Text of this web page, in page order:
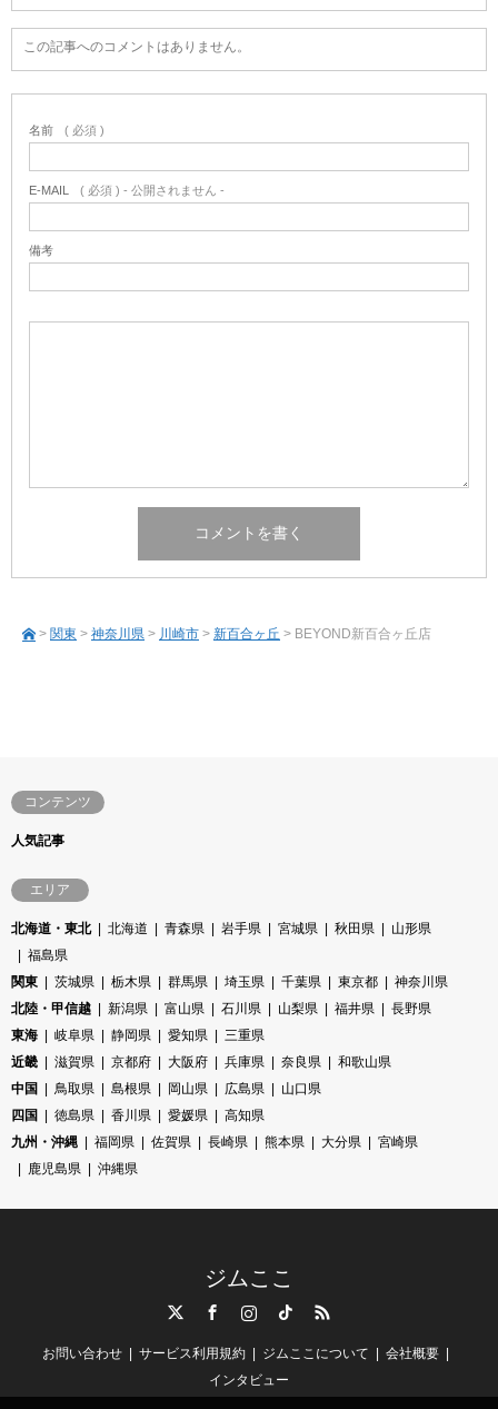
この記事へのコメントはありません。
名前 ( 必須 )
E-MAIL ( 必須 ) - 公開されません -
備考
> 関東 > 神奈川県 > 川崎市 > 新百合ヶ丘 > BEYOND新百合ヶ丘店
コンテンツ
人気記事
エリア
北海道・東北 北海道 青森県 岩手県 宮城県 秋田県
山形県
福島県
関東
茨城県 栃木県 群馬県 埼玉県 千葉県 東京都
神奈川県
北陸・甲信越
新潟県 富山県 石川県 山梨県 福井県
長野県
東海
岐阜県 静岡県 愛知県
三重県
近畿
滋賀県 京都府 大阪府 兵庫県 奈良県
和歌山県
中国
鳥取県 島根県 岡山県 広島県
山口県
四国
徳島県 香川県 愛媛県
高知県
九州・沖縄
福岡県 佐賀県 長崎県 熊本県 大分県
宮崎県
鹿児島県
沖縄県
ジムここ
TikTok RSS
お問い合わせ サービス利用規約 ジムここについて
会社概要
インタビュー